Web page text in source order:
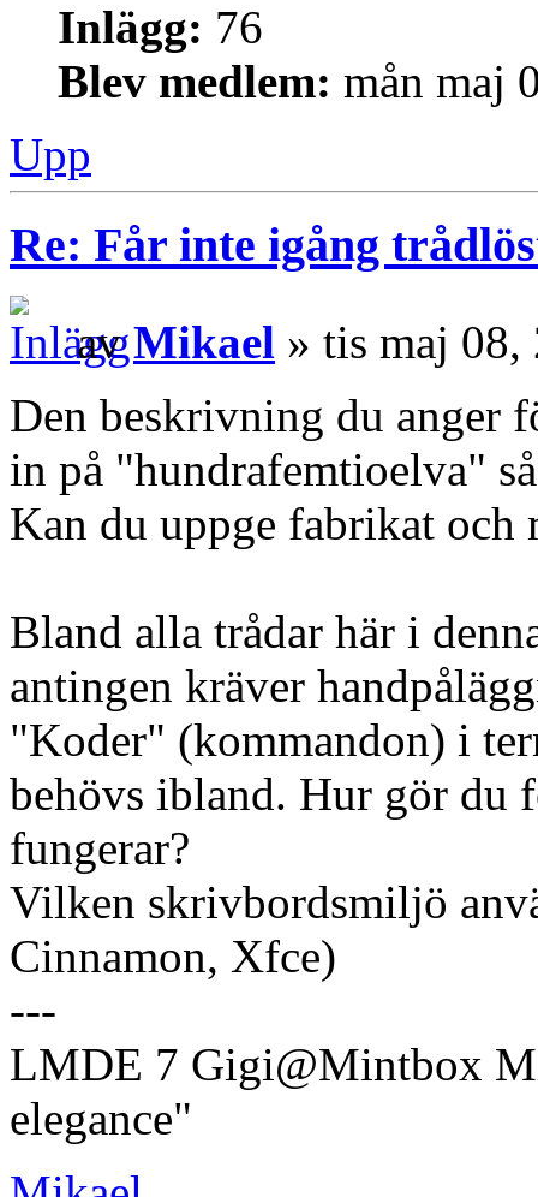
Inlägg: 76
Blev medlem: mån maj
Upp
Re: Får inte igång
avMikael » tis maj 08,
Den beskrivning du anger
in på "hundrafemtioelva"
Kan du uppge fabrikat och
Bland alla trådar här i
antingen kräver
"Koder" (kommandon) i
behövs ibland. Hur gör du
fungerar?
Vilken skrivbordsmiljö
Cinnamon, Xfce)
---
LMDE 7 Gigi@Mintbox
elegance"